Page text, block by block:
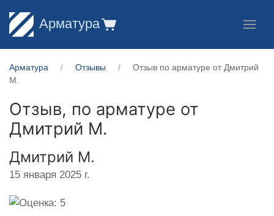
Арматура
Арматура Отзывы
Отзыв по арматуре от Дмитрий
М.
Отзыв, по арматуре от
Дмитрий М.
Дмитрий М.
15 января 2025 г.